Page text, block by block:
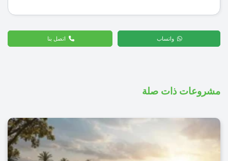
واتساب اتصل بنا
مشروعات ذات صلة